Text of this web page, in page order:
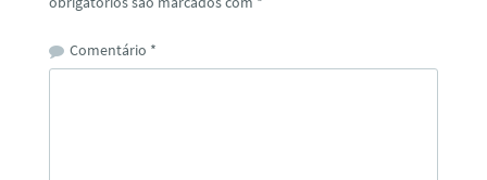
Comentário *